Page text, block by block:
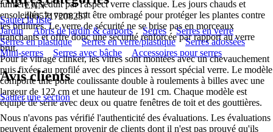
EAN
4005717208257
lumière et séduit par l'aspect verre classique. Les jours chauds et
ensoleillés, le verre doit être ombragé pour protéger les plantes contre
les brûlures. Le verre de sécurité ne se brise pas en morceaux
tranchants et offre donc une sécurité renforcée par rapport au verre
brut.
Pour le vitrage clinker, les vitres sont montées avec un chevauchement
puis fixées au profilé avec des pinces à ressort spécial verre. Le modèle
comporte une porte coulissante double à roulements à billes avec une
largeur de 122 cm et une hauteur de 191 cm. Chaque modèle est
équipé de série avec deux ou quatre fenêtres de toit et des gouttières.
Sauter la liste
Jardin
Abris de jardin & carports Serres
Serres en verre
Serres en plastique
Serres en verre/plastique
Serres adossées
Mini-serres
Serres avec bâche Accessoires pour serres
Avis clients
Sauter une section
Nous n'avons pas vérifié l'authenticité des évaluations. Les évaluations
peuvent également provenir de clients dont il n'est pas prouvé qu'ils